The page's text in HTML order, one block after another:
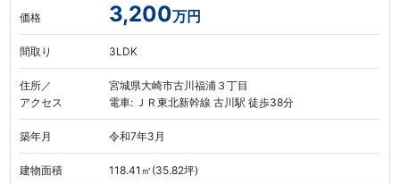
価格 3,200万円
間取り 3LDK
住所／
アクセス
宮城県大崎市古川福浦３丁目
電車: ＪＲ東北新幹線 古川駅 徒歩38分
築年月 令和7年3月
建物面積 118.41㎡(35.82坪)